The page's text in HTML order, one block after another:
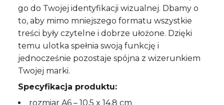
go do Twojej identyfikacji wizualnej. Dbamy o
to, aby mimo mniejszego formatu wszystkie
treści były czytelne i dobrze ułożone. Dzięki
temu ulotka spełnia swoją funkcję i
jednocześnie pozostaje spójna z wizerunkiem
Twojej marki.
Specyfikacja produktu:
rozmiar A6 – 10,5 x 14,8 cm